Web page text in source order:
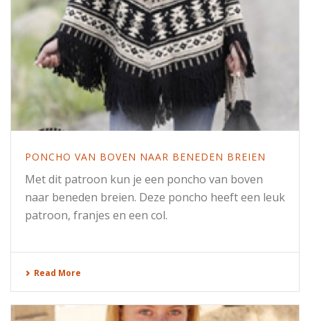
PONCHO VAN BOVEN NAAR BENEDEN BREIEN
Met dit patroon kun je een poncho van boven
naar beneden breien. Deze poncho heeft een leuk
patroon, franjes en een col.
Read More